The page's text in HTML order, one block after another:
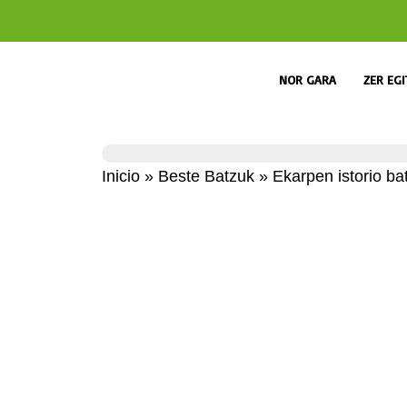
NOR GARA ZER
Inicio » Beste Batzuk » Ekarpen istorio